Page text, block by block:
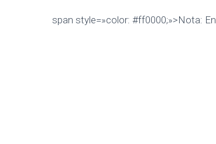
span style=»color: #ff0000;»>Nota: